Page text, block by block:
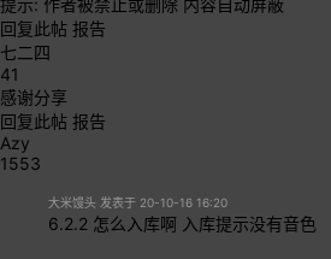
提示: 作者被禁止或删除 内容自动屏蔽
回复此帖 报告
七二四
41
感谢分享
回复此帖 报告
Azy
1553
大米馒头 发表于 20-10-16 16:20
6.2.2 怎么入库啊 入库提示没有音色